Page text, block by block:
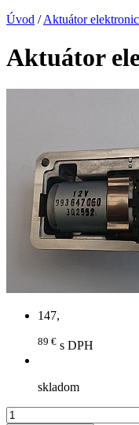
Úvod / Aktuátor
Aktuátor
147,
89 € s DPH
skladom